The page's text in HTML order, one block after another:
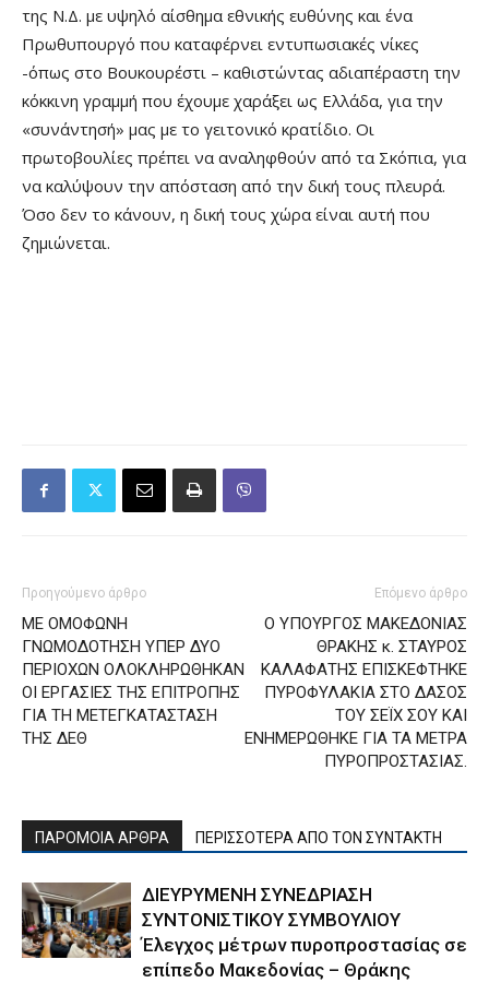
της Ν.Δ. με υψηλό αίσθημα εθνικής ευθύνης και ένα
Πρωθυπουργό που καταφέρνει εντυπωσιακές νίκες
-όπως στο Βουκουρέστι – καθιστώντας αδιαπέραστη την
κόκκινη γραμμή που έχουμε χαράξει ως Ελλάδα, για την
«συνάντησή» μας με το γειτονικό κρατίδιο. Οι
πρωτοβουλίες πρέπει να αναληφθούν από τα Σκόπια, για
να καλύψουν την απόσταση από την δική τους πλευρά.
Όσο δεν το κάνουν, η δική τους χώρα είναι αυτή που
ζημιώνεται.
Προηγούμενο άρθρο
ME ΟΜΟΦΩΝΗ
ΓΝΩΜΟΔΟΤΗΣΗ ΥΠΕΡ ΔΥΟ
ΠΕΡΙΟΧΩΝ ΟΛΟΚΛΗΡΩΘΗΚΑΝ
ΟΙ ΕΡΓΑΣΙΕΣ ΤΗΣ ΕΠΙΤΡΟΠΗΣ
ΓΙΑ ΤΗ ΜΕΤΕΓΚΑΤΑΣΤΑΣΗ
ΤΗΣ ΔΕΘ
Επόμενο άρθρο
Ο ΥΠΟΥΡΓΟΣ ΜΑΚΕΔΟΝΙΑΣ
ΘΡΑΚΗΣ κ. ΣΤΑΥΡΟΣ
ΚΑΛΑΦΑΤΗΣ ΕΠΙΣΚΕΦΤΗΚΕ
ΠΥΡΟΦΥΛΑΚΙΑ ΣΤΟ ΔΑΣΟΣ
ΤΟΥ ΣΕΪΧ ΣΟΥ ΚΑΙ
ΕΝΗΜΕΡΩΘΗΚΕ ΓΙΑ ΤΑ ΜΕΤΡΑ
ΠΥΡΟΠΡΟΣΤΑΣΙΑΣ.
ΠΑΡΟΜΟΙΑ ΑΡΘΡΑ ΠΕΡΙΣΣΟΤΕΡΑ ΑΠΟ ΤΟΝ ΣΥΝΤΑΚΤΗ
ΔΙΕΥΡΥΜΕΝΗ ΣΥΝΕΔΡΙΑΣΗ
ΣΥΝΤΟΝΙΣΤΙΚΟΥ ΣΥΜΒΟΥΛΙΟΥ
Έλεγχος μέτρων πυροπροστασίας σε
επίπεδο Μακεδονίας – Θράκης